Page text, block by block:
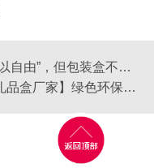
“粽子可以自由”，但包装盒不能太随意！
【济南礼品盒厂家】绿色环保材料，让礼品包装盒变废为宝！